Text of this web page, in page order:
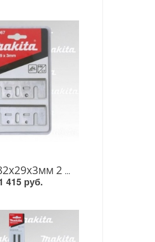
ТС нож 82х29х3мм 2 шт(многор,) D-07967 D-07967
415 руб.